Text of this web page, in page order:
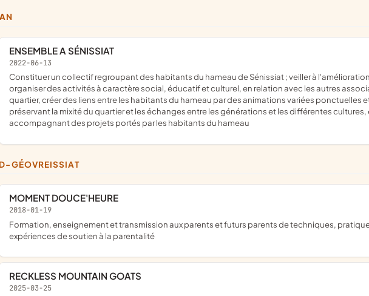
ENSEMBLE A SÉNISSIAT
2022-06-13
constituer un collectif regroupant des habitants du hameau de Sénissiat ; veiller à l'amélioration et à l'aménagement de ce hameau ;
organiser des activités à caractère social, éducatif et culturel, en relation avec les autres
quartier, créer des liens entre les habitants du hameau par des animations variées ponctuelles
préservant la mixité du quartier et les échanges entre les générations et les différentes cultures,
accompagnant des projets portés par les habitants du hameau
GÉOVREISSIAT
MOMENT DOUCE'HEURE
2018-01-19
formation, enseignement et transmission aux parents et futurs parents de techniques, pratiques, connaissances, outils et
expériences de soutien à la parentalité
RECKLESS MOUNTAIN GOATS
2025-03-25